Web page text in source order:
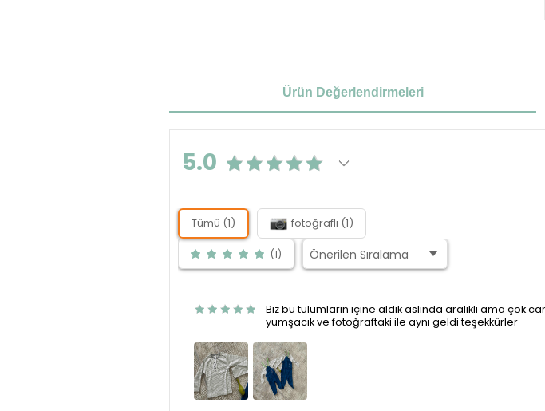
Ürün Değerlendirmeleri
5.0
Tümü (1) fotoğraflı (1)
(1)
Biz bu tulumların içine aldık aslında aralıklı ama çok
yumşacık ve fotoğraftaki ile aynı geldi teşekkürler